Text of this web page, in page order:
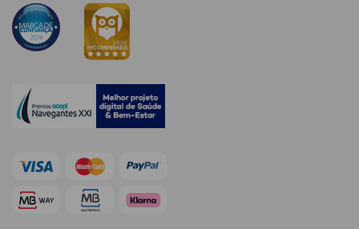
Ver Tudo
Cosmética
Rosto
Hidratantes
Séruns Faciais
Creme de Olhos
Anti-